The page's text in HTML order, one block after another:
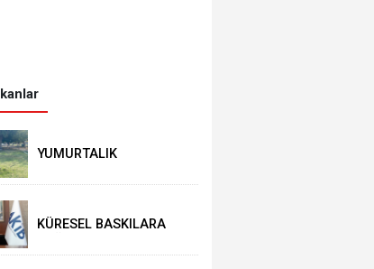
YUMURTALIK
ALAN HAMLESİ
KÜRESEL BASKILARA
293,3 MİLYON DOLARLIK